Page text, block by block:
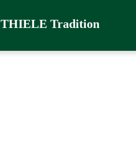
THIELE Tradition